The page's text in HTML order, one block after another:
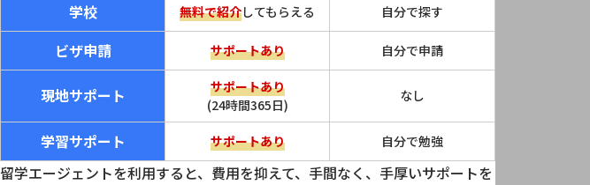
学校 無料で紹介してもらえる 自分で探す
ビザ申請 サポートあり 自分で申請
現地サポート
サポートあり
(24時間365日)
なし
学習サポート サポートあり 自分で勉強
留学エージェントを利用すると、費用を抑えて、手間なく、手厚いサポートを